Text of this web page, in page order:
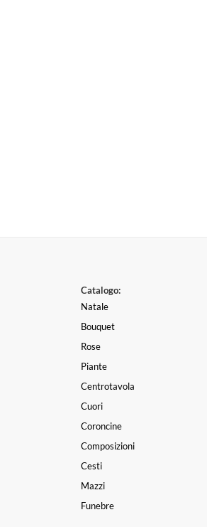
Catalogo:
Natale
Bouquet
Rose
Piante
Centrotavola
Cuori
Coroncine
Composizioni
Cesti
Mazzi
Funebre